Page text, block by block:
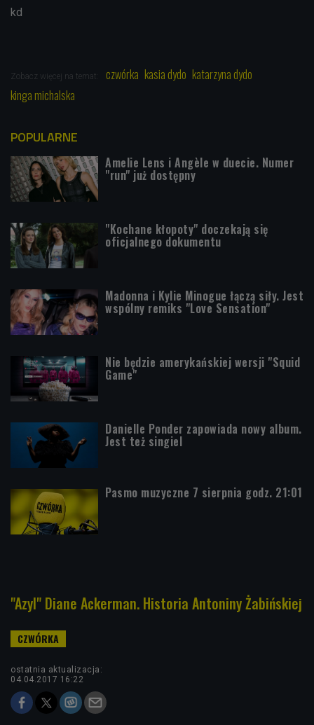
kd
Zobacz więcej na temat: czwórka kasia dydo katarzyna dydo
kinga michalska
POPULARNE
Amelie Lens i Angèle w duecie. Numer
"run" już dostępny
"Kochane kłopoty" doczekają się
oficjalnego dokumentu
Madonna i Kylie Minogue łączą siły. Jest
wspólny remiks "Love Sensation"
Nie będzie amerykańskiej wersji "Squid
Game"
Danielle Ponder zapowiada nowy album.
Jest też singiel
Pasmo muzyczne 7 sierpnia godz. 21:01
"Azyl" Diane Ackerman. Historia Antoniny Żabińskiej
ostatnia aktualizacja:
04.04.2017 16:22